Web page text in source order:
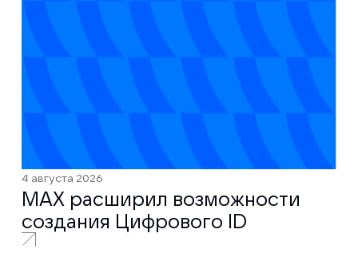
4 августа 2026
MAX расширил возможности
создания Цифрового ID